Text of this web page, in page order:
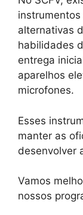
alternativas
habilidades
entrega
aparelhos
microfones.
Esses
manter as
desenvolver
Vamos
nossos